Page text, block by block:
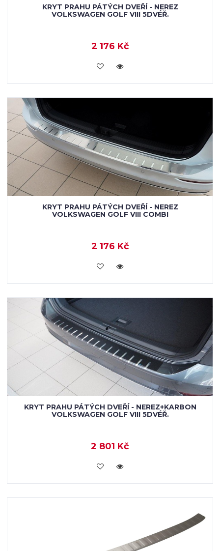
KRYT PRAHU PÁTÝCH DVEŘÍ - NEREZ
VOLKSWAGEN GOLF VIII 5DVÉŘ.
2 176 Kč
KOUPIT
KRYT PRAHU PÁTÝCH DVEŘÍ - NEREZ
VOLKSWAGEN GOLF VIII COMBI
2 176 Kč
KOUPIT
KRYT PRAHU PÁTÝCH DVEŘÍ - NEREZ+KARBON
VOLKSWAGEN GOLF VIII 5DVÉŘ.
2 801 Kč
KOUPIT